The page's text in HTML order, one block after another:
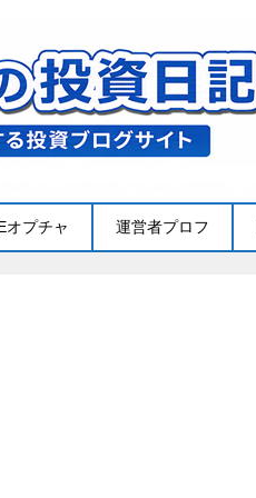
オプチャ 運営者プロフ